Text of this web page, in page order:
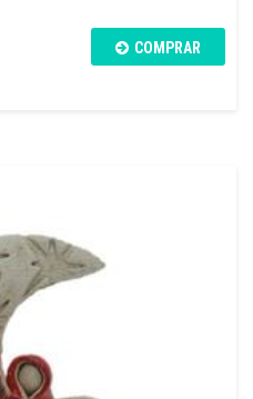
COMPRAR